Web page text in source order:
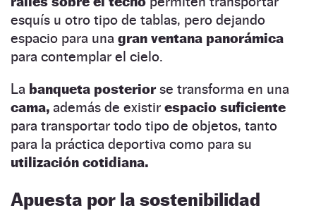
esquís u otro tipo de tablas, pero dejando
espacio para una gran ventana panorámica
para contemplar el cielo.
La banqueta posteriorse transforma en una
cama, además de existir espacio suficiente
para transportar todo tipo de objetos, tanto
para la práctica deportiva como para su
utilización cotidiana.
Apuesta por la sostenibilidad